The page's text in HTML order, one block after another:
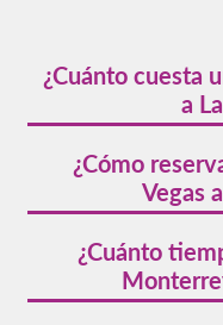
¿Cuánto cuesta
a
varía según la
que lo reserves.
Monterreyen el sitio
¿Cómo
Vegas
página oficial de
opciones devuelos
¿Cuánto